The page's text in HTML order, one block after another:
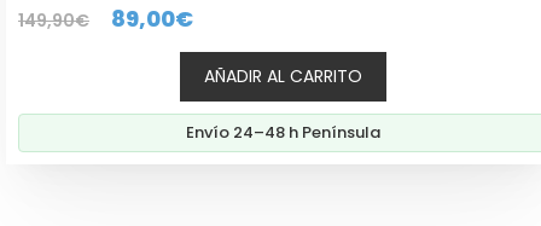
149,90€
El
precio
era:
149,90€.
89,00€El
precio
actual
es:
89,00€.
AÑADIR AL CARRITO
Envío 24–48 h Península